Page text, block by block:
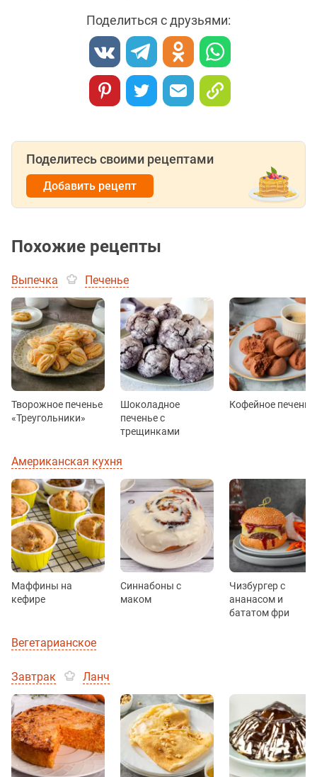
Поделиться с друзьями:
Поделитесь своими рецептами
Добавить рецепт
Похожие рецепты
Выпечка Печенье
Творожное печенье
«Треугольники»
Шоколадное
печенье с
трещинками
Кофейное печенье
Американская кухня
Маффины на
кефире
Синнабоны с
маком
Чизбургер с
ананасом и
бататом фри
Вегетарианское
Завтрак Ланч